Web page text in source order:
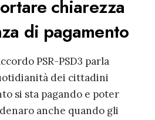
chiarezza
di pagamento
PSR-PSD3 parla
dei cittadini
si sta pagando e poter
anche quando gli